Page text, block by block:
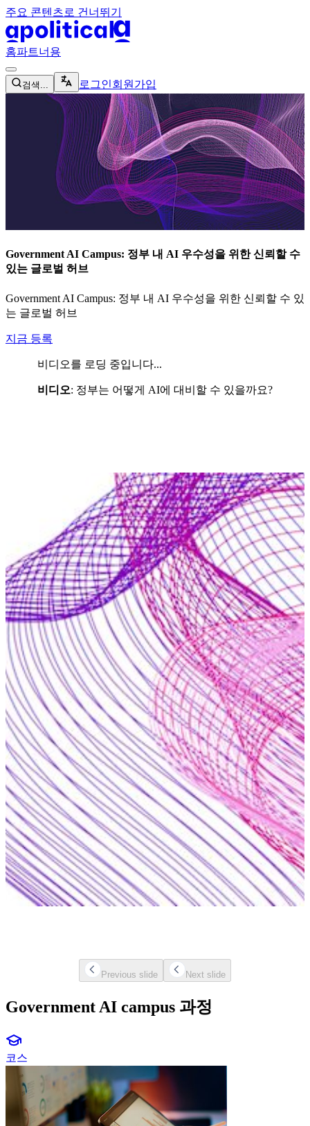
주요 콘텐츠로 건너뛰기
apolitical-logo-default
홈파트너용
magnifying-glass-icon
검색... 로그인회원가입
Government AI Campus: 정부 내 AI 우수성을 위한 신뢰할 수
있는 글로벌 허브
Government AI Campus: 정부 내 AI 우수성을 위한 신뢰할 수 있
는 글로벌 허브
지금 등록
비디오를 로딩 중입니다...
비디오: 정부는 어떻게 AI에 대비할 수 있을까요?
Previous slide
Next slide
Government AI campus 과정
코스